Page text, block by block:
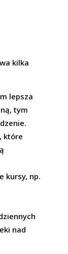
kilka
lepsza
tym
które
kursy, np.
nad